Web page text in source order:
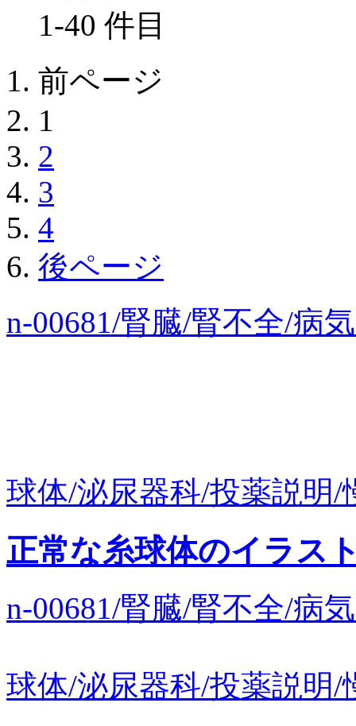
1-40 件目
前ページ
1
2
3
4
後ページ
n-00681/腎臓/腎不全/病
球体/泌尿器科/投薬説明/
正常な糸球体のイラス
n-00681/腎臓/腎不全/病
球体/泌尿器科/投薬説明/